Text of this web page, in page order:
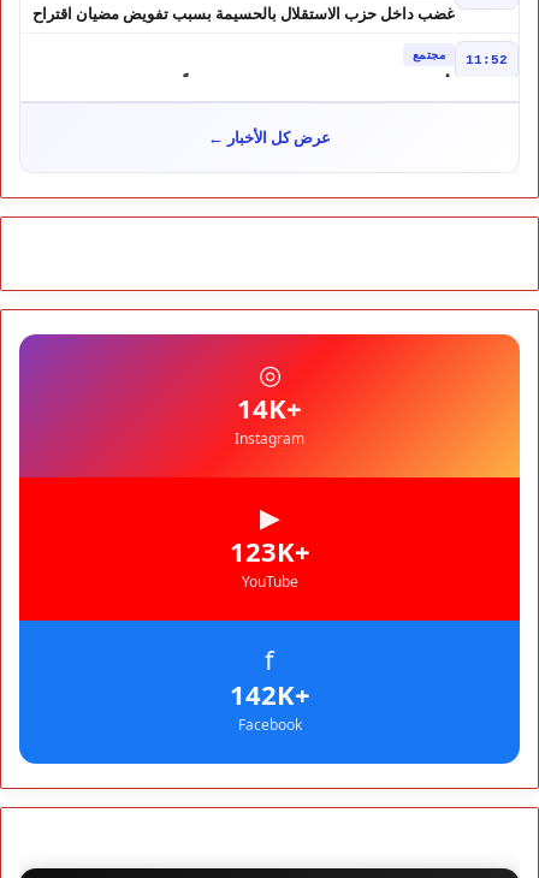
غضب داخل حزب الاستقلال بالحسيمة بسبب تفويض مضيان اقتراح
11:52 مجتمع
تأجيل محاكمة "إسكوبار الصحراء" استئنافياً واستدعاء جميع المتهمين
في حالة سراح
شوكي يعيد وعود الأحرار.. والمغاربة يطالبون بحساب وعود 2021
10:06 مجتمع
كارثة سبتة تتفاقم.. انتشال جثث جديدة واستمرار البحث عن هويات
مجتمع
عرض كل الأخبار ←
◎
+14K
Instagram
▶
+123K
YouTube
f
+142K
Facebook